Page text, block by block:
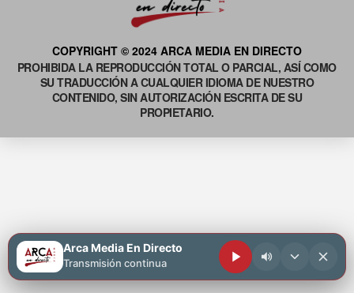
COPYRIGHT © 2024 ARCA MEDIA EN DIRECTO
PROHIBIDA LA REPRODUCCIÓN TOTAL O PARCIAL, ASÍ COMO
SU TRADUCCIÓN A CUALQUIER IDIOMA DE NUESTRO
CONTENIDO, SIN AUTORIZACIÓN ESCRITA DE SU
PROPIETARIO.
Arca Media En Directo
Transmisión continua